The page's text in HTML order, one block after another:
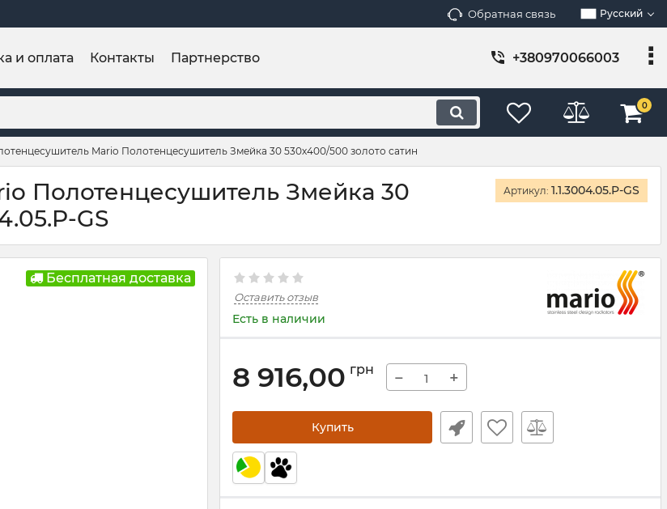
Обратная связь Русский
и оплата Контакты Партнерство +380970066003
0
Mario Полотенцесушитель Змейка 30 530х400/500 золото сатин
Полотенцесушитель Змейка 30
GS
Артикул: 1.1.3004.05.P-GS
Бесплатная доставка
Оставить отзыв
Есть в наличии
8 916,00 грн − +
Купить